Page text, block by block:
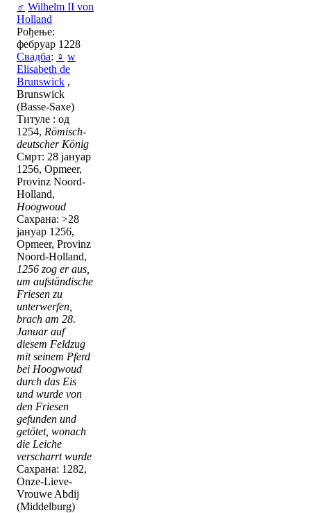
♂ Wilhelm II von
Holland
Рођење:
фебруар 1228
Свадба: ♀ w
Elisabeth de
Brunswick ,
Brunswick
(Basse-Saxe)
Титуле : од
1254, Römisch-
deutscher König
Смрт: 28 јануар
1256, Opmeer,
Provinz Noord-
Holland,
Hoogwoud
Сахрана: >28
јануар 1256,
Opmeer, Provinz
Noord-Holland,
1256 zog er aus,
um aufständische
Friesen zu
unterwerfen,
brach am 28.
Januar auf
diesem Feldzug
mit seinem Pferd
bei Hoogwoud
durch das Eis
und wurde von
den Friesen
gefunden und
getötet, wonach
die Leiche
verscharrt wurde
Сахрана: 1282,
Onze-Lieve-
Vrouwe Abdij
(Middelburg)